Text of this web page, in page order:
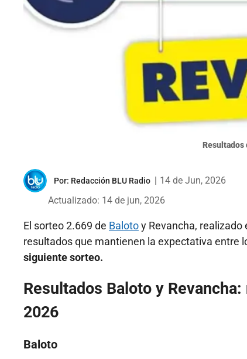
Resultados
Por: Redacción BLU Radio
14 de Jun, 2026
Actualizado: 14 de jun, 2026
El sorteo 2.669 de Balotoy Revancha, realizado
resultados que mantienen la expectativa entre
siguiente sorteo.
Resultados Baloto y
2026
Baloto